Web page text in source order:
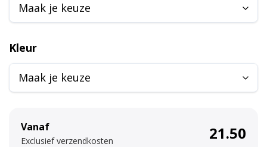
Kleur
Vanaf
Exclusief verzendkosten 21.50
t
v
e